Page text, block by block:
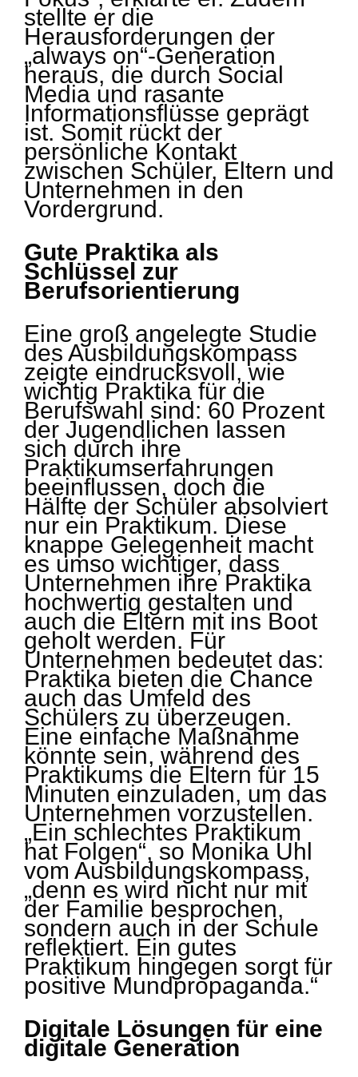
stellte er die
Herausforderungen der
„always on“-Generation
heraus, die durch Social
Media und rasante
Informationsflüsse geprägt
ist. Somit rückt der
persönliche Kontakt
zwischen Schüler, Eltern und
Unternehmen in den
Vordergrund.
Gute Praktika als
Schlüssel zur
Berufsorientierung
Eine groß angelegte Studie
des Ausbildungskompass
zeigte eindrucksvoll, wie
wichtig Praktika für die
Berufswahl sind: 60 Prozent
der Jugendlichen lassen
sich durch ihre
Praktikumserfahrungen
beeinflussen, doch die
Hälfte der Schüler absolviert
nur ein Praktikum. Diese
knappe Gelegenheit macht
es umso wichtiger, dass
Unternehmen ihre Praktika
hochwertig gestalten und
auch die Eltern mit ins Boot
geholt werden. Für
Unternehmen bedeutet das:
Praktika bieten die Chance
auch das Umfeld des
Schülers zu überzeugen.
Eine einfache Maßnahme
könnte sein, während des
Praktikums die Eltern für 15
Minuten einzuladen, um das
Unternehmen vorzustellen.
„Ein schlechtes Praktikum
hat Folgen“, so Monika Uhl
vom Ausbildungskompass,
„denn es wird nicht nur mit
der Familie besprochen,
sondern auch in der Schule
reflektiert. Ein gutes
Praktikum hingegen sorgt für
positive Mundpropaganda.“
Digitale Lösungen für eine
digitale Generation